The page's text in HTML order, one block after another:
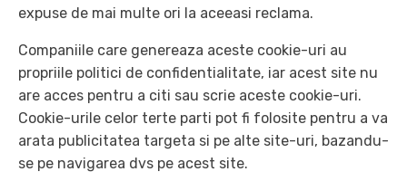
expuse de mai multe ori la aceeasi reclama.
Companiile care genereaza aceste cookie-uri au
propriile politici de confidentialitate, iar acest site nu
are acces pentru a citi sau scrie aceste cookie-uri.
Cookie-urile celor terte parti pot fi folosite pentru a va
arata publicitatea targeta si pe alte site-uri, bazandu-
se pe navigarea dvs pe acest site.